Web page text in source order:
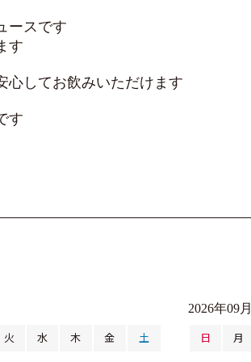
ースです
す
心してお飲みいただけます
す
火 水 木 金 土
2026年09月
日 月